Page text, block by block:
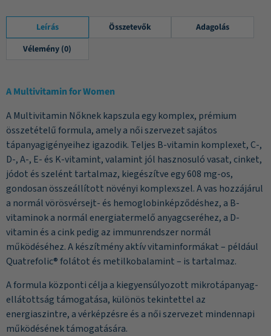
Leírás Összetevők
Adagolás
Vélemény (0)
A Multivitamin for Women
A Multivitamin Nőknek kapszula egy komplex, prémium
összetételű formula, amely a női szervezet sajátos
tápanyagigényeihez igazodik. Teljes B-vitamin komplexet, C-,
D-, A-, E- és K-vitamint, valamint jól hasznosuló vasat, cinket,
jódot és szelént tartalmaz, kiegészítve egy 608 mg-os,
gondosan összeállított növényi komplexszel. A vas hozzájárul
a normál vörösvérsejt- és hemoglobinképződéshez, a B-
vitaminok a normál energiatermelő anyagcseréhez, a D-
vitamin és a cink pedig az immunrendszer normál
működéséhez. A készítmény aktív vitaminformákat – például
Quatrefolic® folátot és metilkobalamint – is tartalmaz.
A formula központi célja a kiegyensúlyozott mikrotápanyag-
ellátottság támogatása, különös tekintettel az
energiaszintre, a vérképzésre és a női szervezet mindennapi
működésének támogatására.